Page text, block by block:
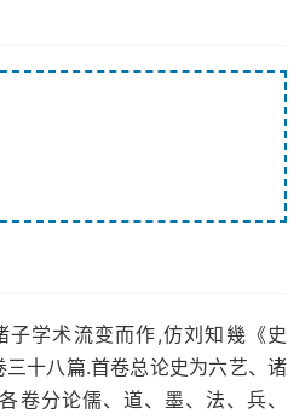
子学术流变而作,仿刘知幾《史
十八篇.首卷总论史为六艺、诸
卷分论儒、道、墨、法、兵、